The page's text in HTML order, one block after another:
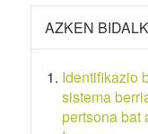
AZKEN
Identifikazio
sistema
pertsona bat